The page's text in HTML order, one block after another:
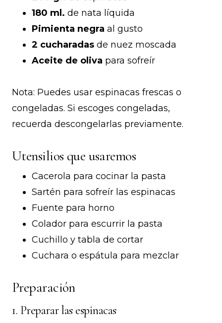
180 ml. de nata líquida
Pimienta negra al gusto
2 cucharadas de nuez moscada
Aceite de oliva para sofreír
Nota: Puedes usar espinacas frescas o
congeladas. Si escoges congeladas,
recuerda descongelarlas previamente.
Utensilios que usaremos
Cacerola para cocinar la pasta
Sartén para sofreír las espinacas
Fuente para horno
Colador para escurrir la pasta
Cuchillo y tabla de cortar
Cuchara o espátula para mezclar
Preparación
1. Preparar las espinacas